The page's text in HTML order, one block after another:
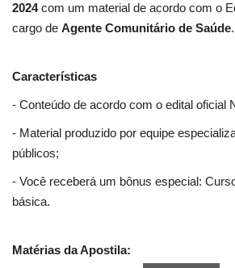
2024com um material de acordo com o
cargo de Agente Comunitário de Saúde.
Características
- Conteúdo de acordo com o edital oficial
- Material produzido por equipe
públicos;
- Você receberá um bônus especial:
básica.
Matérias da Apostila: